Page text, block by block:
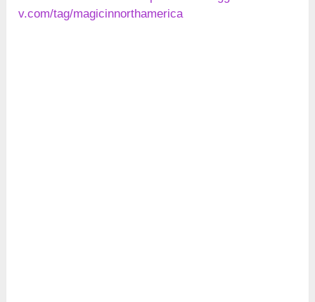
v.com/tag/magicinnorthamerica